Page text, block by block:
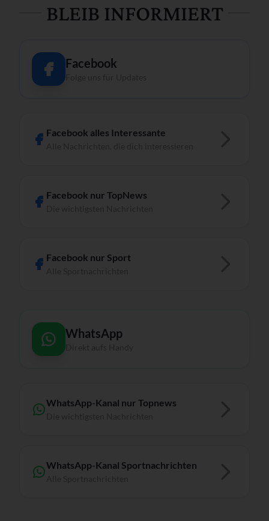
BLEIB INFORMIERT
Facebook
Facebook alles Interessante
Facebook nur TopNews
Facebook nur Sport
WhatsApp
WhatsApp-Kanal nur Topnews
WhatsApp-Kanal Sportnachrichten